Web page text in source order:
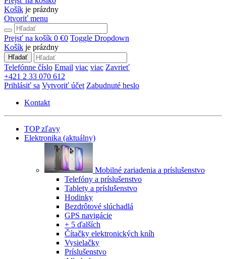
Košík je prázdny
Otvoriť menu
Prejsť na košík 0 €0 Toggle Dropdown
Košík je prázdny
Hľadať
Telefónne číslo Email viac viac Zavrieť
+421 2 33 070 612
Prihlásiť sa Vytvoriť účet Zabudnuté heslo
Kontakt
TOP zľavy
Elektronika (aktuálny)
Mobilné zariadenia a príslušenstvo
Telefóny a príslušenstvo
Tablety a príslušenstvo
Hodinky
Bezdrôtové slúchadlá
GPS navigácie
+ 5 ďalších
Čítačky elektronických kníh
Vysielačky
Príslušenstvo